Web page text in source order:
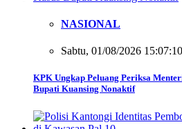
NASIONAL
Sabtu, 01/08/2026 15:07:10
KPK Ungkap Peluang Periksa
Bupati Kuansing Nonaktif